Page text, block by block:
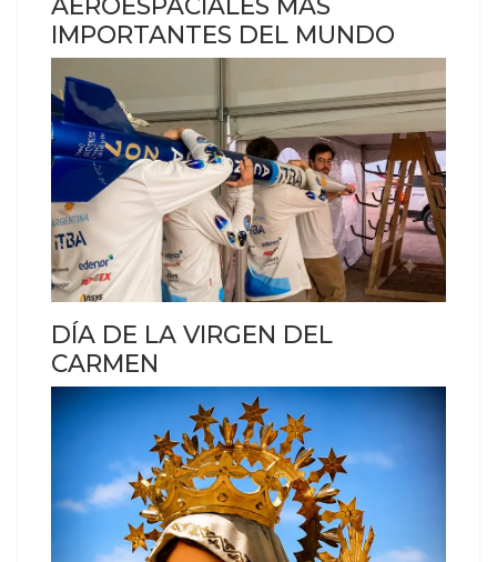
IMPORTANTES DEL MUNDO
DÍA DE LA VIRGEN DEL
CARMEN